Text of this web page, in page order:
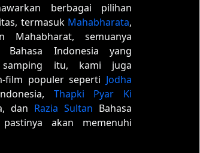
berbagai pilihan
termasuk Mahabharata,
Mahabharat, semuanya
Bahasa Indonesia yang
itu, kami juga
film populer seperti Jodha
Thapki Pyar Ki
dan Razia Sultan Bahasa
akan memenuhi